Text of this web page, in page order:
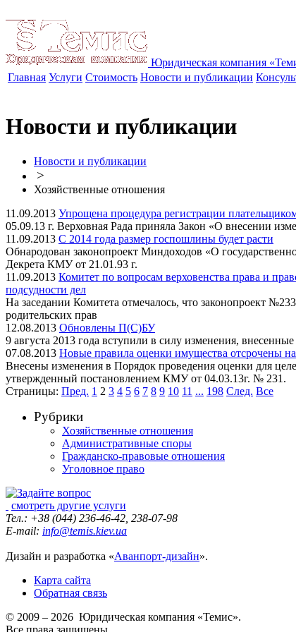
Юридическая компания
Главная Услуги Стоимость Новости и публикации
Новости и публикации
Новости и публикации
>
Хозяйственные отношения
11.09.2013 Упрощена процедура регистрации
05.09.13 г. Верховная Рада приняла Закон «О внесении
11.09.2013 С 2014 года размер госпошлины будет расти
Обнародован законопроект Миндоходов «О
Декрета КМУ от 21.01.93 г.
11.09.2013 Комитет по вопросам верховенства права и
подсудности дел
На заседании Комитета отмечалось, что законопроект
родительских прав
12.08.2013 Обновлены П(С)БУ
9 августа 2013 года вступили в силу изменения,
07.08.2013 Новые правила оценки имущества отсрочены
Внесены изменения в Порядок проведения оценки для
утвержденный постановлением КМУ от 04.03.13г. № 231.
Страницы: Пред. 1 2 3 4 5 6 7 8 9 10 11 ... 198 След. Все
Рубрики
Хозяйственные отношения
Административные споры
Гражданско-правовые отношения
Уголовное право
смотреть другие услуги
Тел.: +38 (044) 236-46-42, 238-07-98
E-mail: info@temis.kiev.ua
Дизайн и разработка «Аванпорт-дизайн».
Карта сайта
Обратная связь
© 2009 – 2026 Юридическая компания «Темис».
Все права защищены.